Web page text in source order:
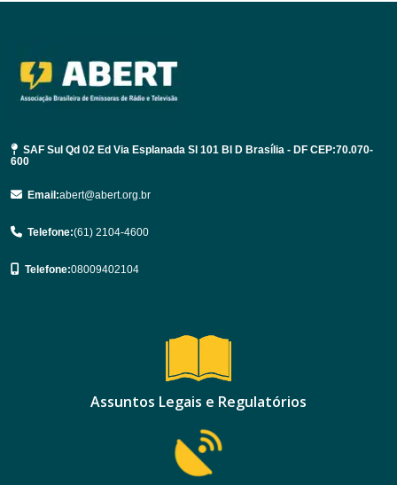
SAF Sul Qd 02 Ed Via Esplanada Sl 101 Bl D Brasília - DF CEP:70.070-
600
Email:abert@abert.org.br
Telefone:(61) 2104-4600
Telefone:08009402104
Assuntos Legais e Regulatórios